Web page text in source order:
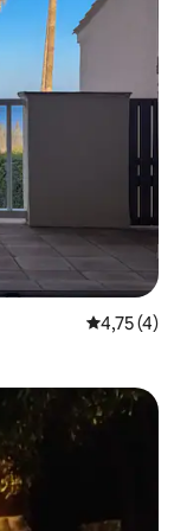
4,75 (4)